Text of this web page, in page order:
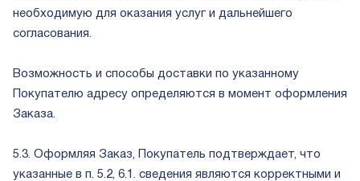
необходимую для оказания услуг и дальнейшего
согласования.
Возможность и способы доставки по указанному
Покупателю адресу определяются в момент оформления
Заказа.
5.3. Оформляя Заказ, Покупатель подтверждает, что
указанные в п. 5.2, 6.1. сведения являются корректными и